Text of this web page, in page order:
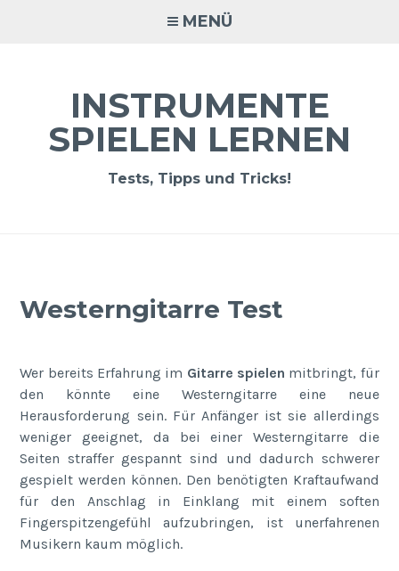
MENÜ
INSTRUMENTE
SPIELEN LERNEN
Tests, Tipps und Tricks!
Westerngitarre Test
Wer bereits Erfahrung im Gitarre spielen mitbringt, für
den könnte eine Westerngitarre eine neue
Herausforderung sein. Für Anfänger ist sie allerdings
weniger geeignet, da bei einer Westerngitarre die
Seiten straffer gespannt sind und dadurch schwerer
gespielt werden können. Den benötigten Kraftaufwand
für den Anschlag in Einklang mit einem soften
Fingerspitzengefühl aufzubringen, ist unerfahrenen
Musikern kaum möglich.